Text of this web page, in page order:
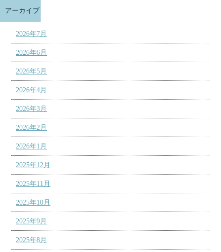
アーカイブ
2026年7月
2026年6月
2026年5月
2026年4月
2026年3月
2026年2月
2026年1月
2025年12月
2025年11月
2025年10月
2025年9月
2025年8月